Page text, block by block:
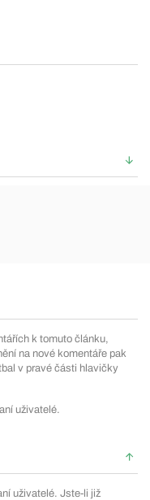
k tomuto článku,
na nové komentáře pak
v pravé části hlavičky
uživatelé.
uživatelé. Jste-li již